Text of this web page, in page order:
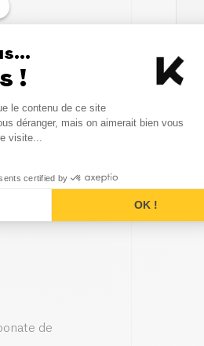
de
!
le contenu de ce site
déranger, mais on aimerait bien vous
visite...
certified by
OK !
Axeptio consent